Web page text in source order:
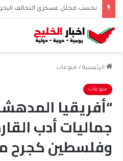
الرئيسية / منوعات
منوعات
“أفريقيا
جماليات أدب
وفلسطين كجرح